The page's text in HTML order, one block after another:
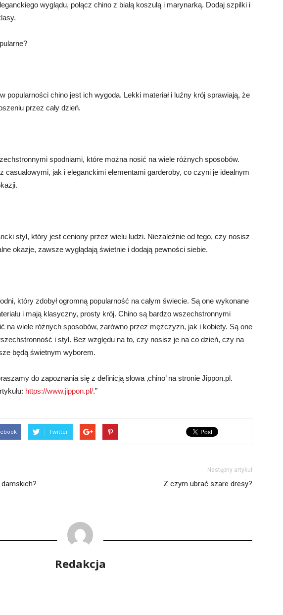
wyglądu, połącz chino z białą koszulą i marynarką. Dodaj szpilki i
popularności chino jest ich wygoda. Lekki materiał i luźny krój sprawiają, że
przez cały dzień.
spodniami, które można nosić na wiele różnych sposobów.
casualowymi, jak i eleganckimi elementami garderoby, co czyni je idealnym
styl, który jest ceniony przez wielu ludzi. Niezależnie od tego, czy nosisz
okazje, zawsze wyglądają świetnie i dodają pewności siebie.
który zdobył ogromną popularność na całym świecie. Są one wykonane
i mają klasyczny, prosty krój. Chino są bardzo wszechstronnymi
na wiele różnych sposobów, zarówno przez mężczyzn, jak i kobiety. Są one
i styl. Bez względu na to, czy nosisz je na co dzień, czy na
będą świetnym wyborem.
do zapoznania się z definicją słowa ‚chino’ na stronie Jippon.pl.
https://www.jippon.pl/.”
Twitter
Następny artykuł
Z czym ubrać szare dresy?
Redakcja